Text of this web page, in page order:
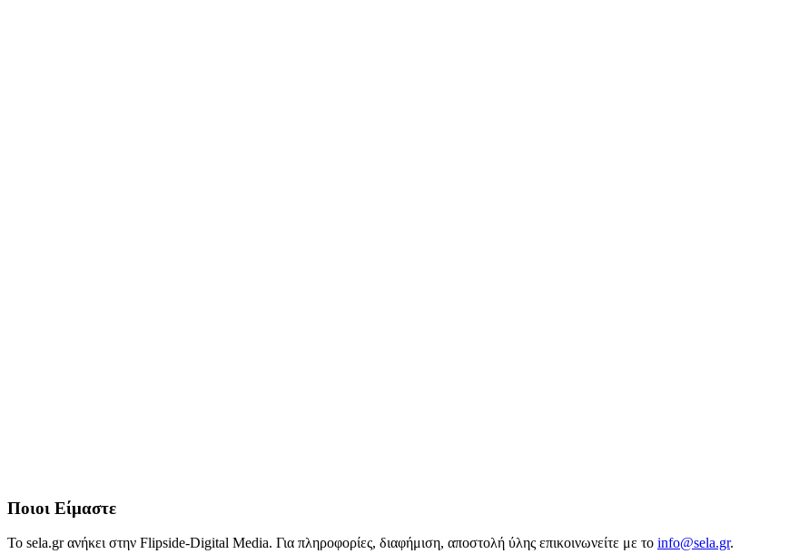
Ποιοι Είμαστε
Το sela.gr ανήκει στην Flipside-Digital Media. Για πληροφορίες, διαφήμιση, αποστολή ύλης επικοινωνείτε με το info@sela.gr.